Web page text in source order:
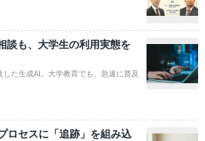
談も、大学生の利用実態を
た生成AI。大学教育でも、急速に普及
セスに「追跡」を組み込